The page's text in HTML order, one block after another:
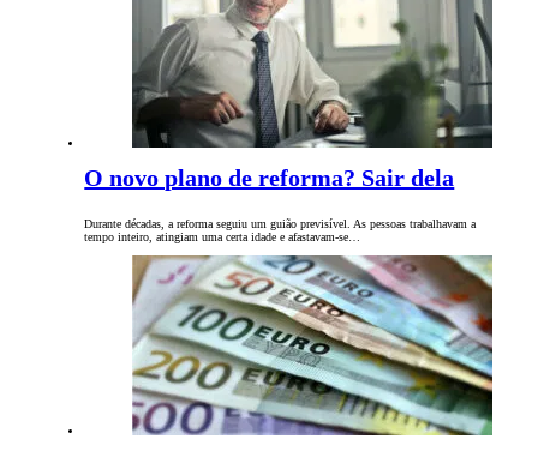
O novo plano de reforma? Sair dela
Durante décadas, a reforma seguiu um guião previsível. As pessoas trabalhavam a
tempo inteiro, atingiam uma certa idade e afastavam-se…